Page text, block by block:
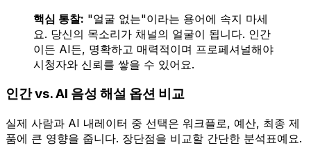
핵심 통찰: "얼굴 없는"이라는 용어에 속지 마세
요. 당신의 목소리가 채널의 얼굴이 됩니다. 인간
이든 AI든, 명확하고 매력적이며 프로페셔널해야
시청자와 신뢰를 쌓을 수 있어요.
인간 vs. AI 음성 해설 옵션 비교
실제 사람과 AI 내레이터 중 선택은 워크플로, 예산, 최종 제
품에 큰 영향을 줍니다. 장단점을 비교할 간단한 분석표예요.